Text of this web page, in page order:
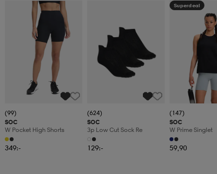
(99)
SOC
W Pocket High Shorts
349:-
(624)
SOC
3p Low Cut Sock Re
129:-
Superdeal
(147)
SOC
W Prime Singlet
59,90